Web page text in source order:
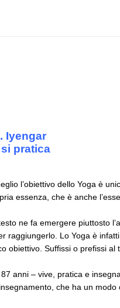
Iyengar
pratica
l’obiettivo dello Yoga è
essenza, che è anche
ne fa emergere piuttosto
raggiungerlo. Lo Yoga è
obiettivo. Suffissi o prefissi al
anni – vive, pratica e
che ha un modo